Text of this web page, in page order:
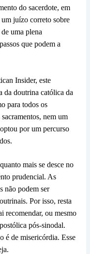
do sacerdote, em
juízo correto sobre
uma plena
que podem a
Insider, este
da doutrina católica da
para todos os
nem um
por um percurso
mais se desce no
prudencial. As
não podem ser
Por isso, resta
recomendar, ou mesmo
pós-sinodal.
é de misericórdia. Esse